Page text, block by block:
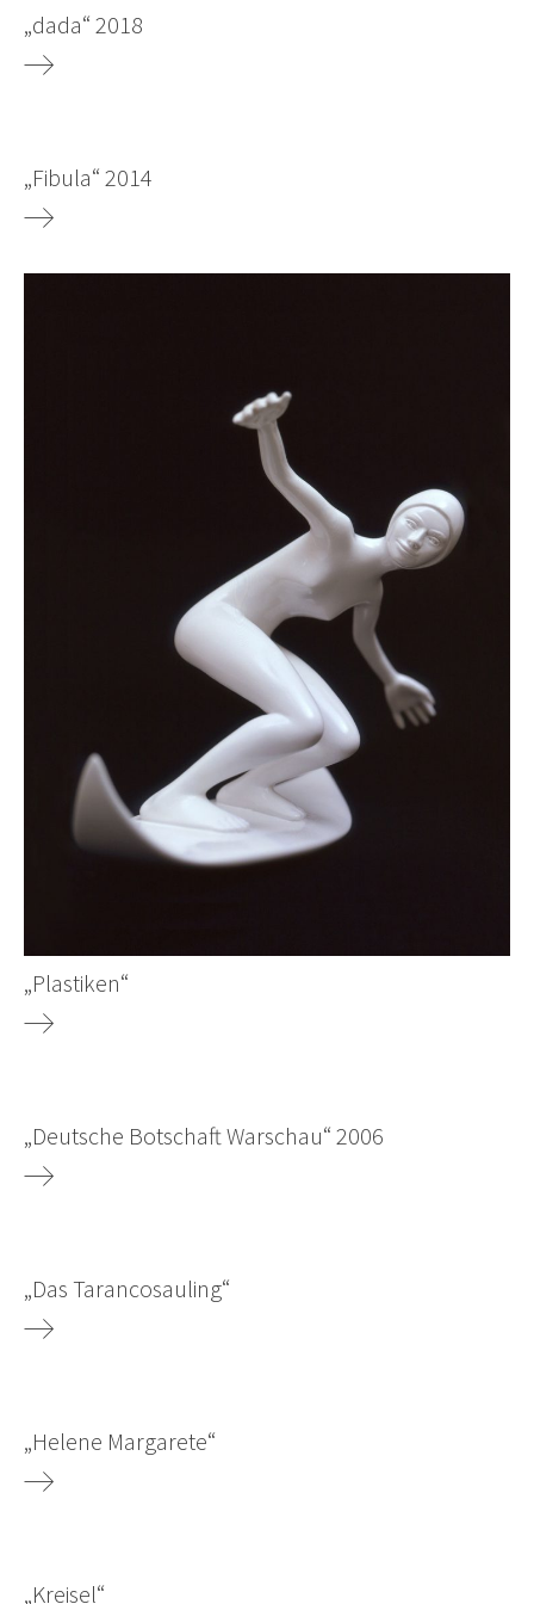
„dada“ 2018
„Fibula“ 2014
„Plastiken“
„Deutsche Botschaft Warschau“ 2006
„Das Tarancosauling“
„Helene Margarete“
„Kreisel“